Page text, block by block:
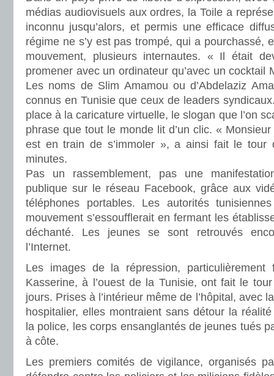
médias audiovisuels aux ordres, la Toile a
inconnu jusqu’alors, et permis une efficace
régime ne s’y est pas trompé, qui a pourchassé,
mouvement, plusieurs internautes. « Il était
promener avec un ordinateur qu’avec un cocktail
Les noms de Slim Amamou ou d’Abdelaziz
connus en Tunisie que ceux de leaders
place à la caricature virtuelle, le slogan que l’on
phrase que tout le monde lit d’un clic. «
est en train de s’immoler », a ainsi fait le tour
minutes.
Pas un rassemblement, pas une
publique sur le réseau Facebook, grâce aux
téléphones portables. Les autorités
mouvement s’essoufflerait en fermant les
déchanté. Les jeunes se sont retrouvés
l’Internet.
Les images de la répression,
Kasserine, à l’ouest de la Tunisie, ont fait le
jours. Prises à l’intérieur même de l’hôpital, avec
hospitalier, elles montraient sans détour la
la police, les corps ensanglantés de jeunes tués
à côte.
Les premiers comités de vigilance, organisés